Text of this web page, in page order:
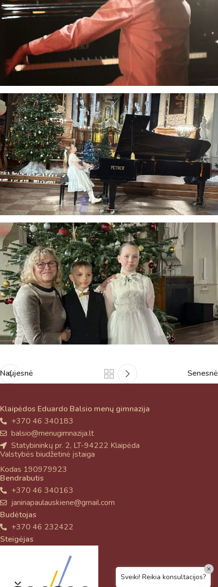
Naujesnė Senesnė
Klaipėdos Eduardo Balsio menų gimnazija
+370 46 340183
balsio@menugimnazija.lt
Statybininkų pr. 2, LT-94222 Klaipėda
Valstybės biudžetinė įstaiga
Kodas 190979923
Bendrabutis
+370 46 340163
janinapaulauskiene@gmail.com
Budėtojas
+370 46 232422
Steigėjas
Sveiki! Reikia konsultacijos?
×